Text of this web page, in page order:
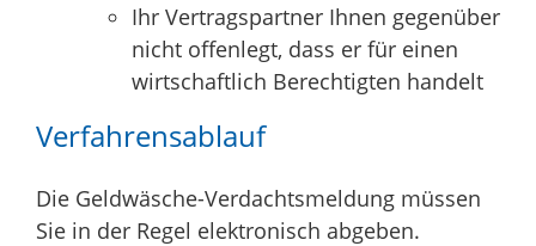
Ihr Vertragspartner Ihnen gegenüber
nicht offenlegt, dass er für einen
wirtschaftlich Berechtigten handelt
Verfahrensablauf
Die Geldwäsche-Verdachtsmeldung müssen
Sie in der Regel elektronisch abgeben.